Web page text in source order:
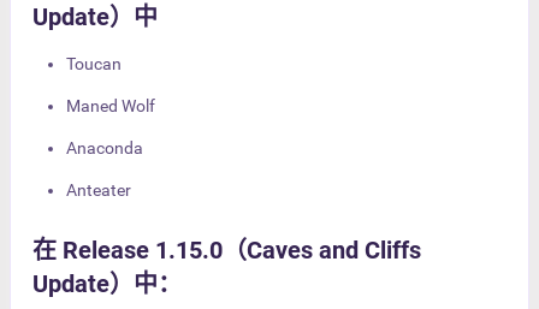
Update）中
Toucan
Maned Wolf
Anaconda
Anteater
在 Release 1.15.0（Caves and Cliffs
Update）中：